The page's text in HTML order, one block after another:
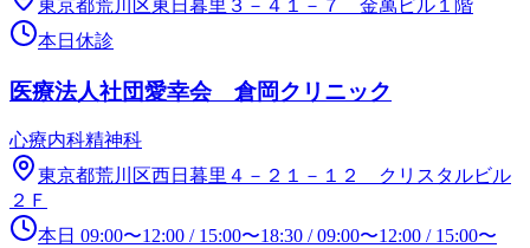
東京都荒川区東日暮里３－４１－７ 金萬ビル１階
本日休診
医療法人社団愛幸会 倉岡クリニック
心療内科精神科
東京都荒川区西日暮里４－２１－１２ クリスタルビル
２Ｆ
本日 09:00〜12:00 / 15:00〜18:30 /09:00〜12:00 / 15:00〜